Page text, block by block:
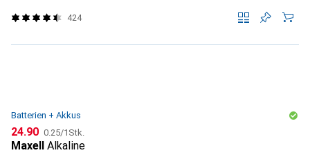
424
Batterien + Akkus
CHF
24.90 CHF
0.25/1Stk.
Maxell Alkaline